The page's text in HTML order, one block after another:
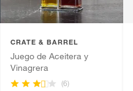
CRATE & BARREL
Juego de Aceitera y
Vinagrera
(6)